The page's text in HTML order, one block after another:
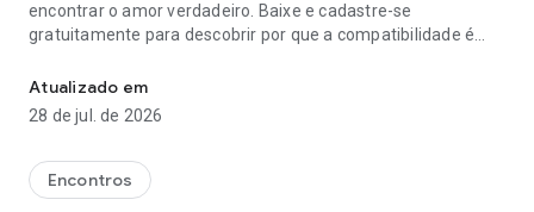
encontrar o amor verdadeiro. Baixe e cadastre-se
gratuitamente para descobrir por que a compatibilidade é
COMO FUNCIONA O APLICATIVO DE NAMORO DO
EHARMONY?
fundamental. É por isso que criamos nosso exclusivo Sistema
de Combinação de Compatibilidade para garantir que cada
Atualizado em
28 de jul. de 2026
Encontros